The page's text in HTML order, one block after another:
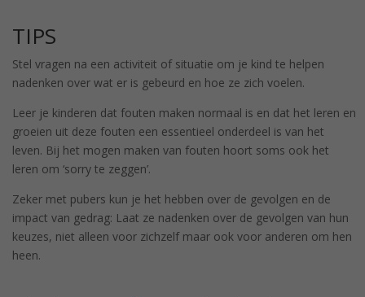
TIPS
Stel vragen na een activiteit of situatie om je kind te helpen
nadenken over wat er is gebeurd en hoe ze zich voelen.
Leer je kinderen dat fouten maken normaal is en dat het leren en
groeien uit deze fouten een essentieel onderdeel is van het
leven. Bij het mogen maken van fouten hoort soms ook het
leren om ‘sorry te zeggen’.
Zeker met pubers kun je het hebben over de gevolgen en de
impact van gedrag: Laat ze nadenken over de gevolgen van hun
keuzes, niet alleen voor zichzelf maar ook voor anderen om hen
heen.